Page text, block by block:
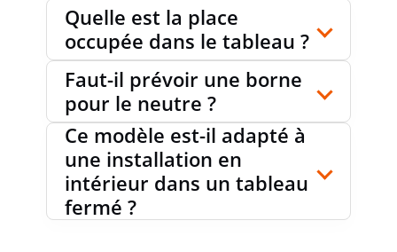
TEMPÉRATURE AMBIANTE DURANT LE
FONCTIONNEMENT
-40...70
ANTIDÉFLAGRANT
PRODUCT CARBON
Quelle est la place
occupée dans le tableau ?
Faut-il prévoir une borne
pour le neutre ?
Ce modèle est-il adapté à
une installation en
intérieur dans un tableau
fermé ?